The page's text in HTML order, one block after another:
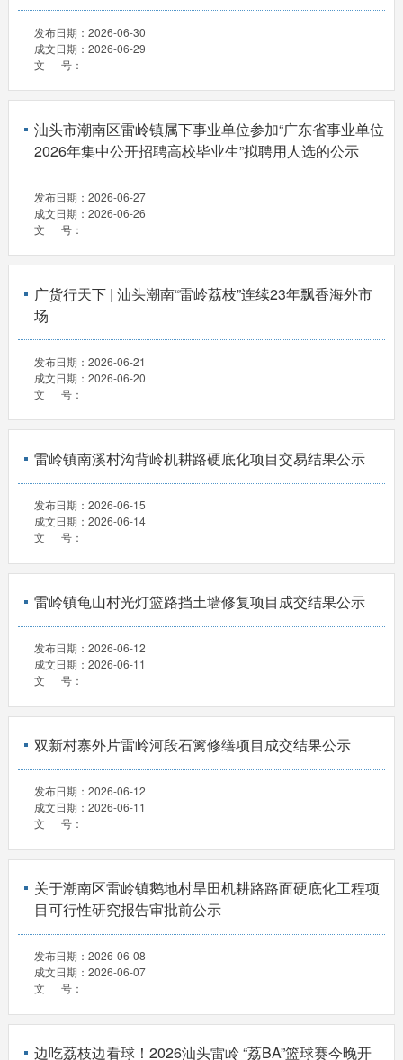
发布日期： 2026-06-30
成文日期： 2026-06-29
文 号：
汕头市潮南区雷岭镇属下事业单位参加“广东省事业单位
2026年集中公开招聘高校毕业生”拟聘用人选的公示
发布日期： 2026-06-27
成文日期： 2026-06-26
文 号：
广货行天下 | 汕头潮南“雷岭荔枝”连续23年飘香海外市
场
发布日期： 2026-06-21
成文日期： 2026-06-20
文 号：
雷岭镇南溪村沟背岭机耕路硬底化项目交易结果公示
发布日期： 2026-06-15
成文日期： 2026-06-14
文 号：
雷岭镇龟山村光灯篮路挡土墙修复项目成交结果公示
发布日期： 2026-06-12
成文日期： 2026-06-11
文 号：
双新村寨外片雷岭河段石篱修缮项目成交结果公示
发布日期： 2026-06-12
成文日期： 2026-06-11
文 号：
关于潮南区雷岭镇鹅地村旱田机耕路路面硬底化工程项
目可行性研究报告审批前公示
发布日期： 2026-06-08
成文日期： 2026-06-07
文 号：
边吃荔枝边看球！2026汕头雷岭 “荔BA”篮球赛今晚开